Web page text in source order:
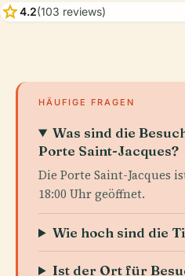
star4.2(103 reviews)
HÄUFIGE FRAGEN
Was sind die
Porte Saint-Jacques?
Die Porte Saint-Jacques
18:00 Uhr geöffnet.
Wie hoch sind die
Ist der Ort für